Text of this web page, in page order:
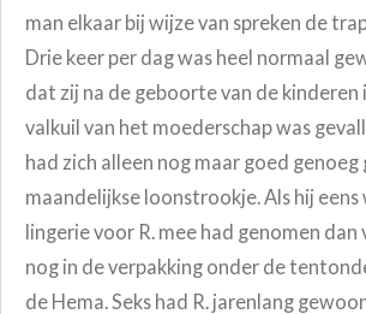
man elkaar bij wijze van spreken de
Drie keer per dag was heel normaal
dat zij na de geboorte van de kinderen
valkuil van het moederschap was
had zich alleen nog maar goed
maandelijkse loonstrookje. Als hij
lingerie voor R. mee had genomen
nog in de verpakking onder de
de Hema. Seks had R. jarenlang